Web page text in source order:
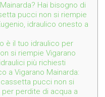
Hai bisogno di
pucci non si riempie
idraulico onesto a
è il tuo idraulico per
si riempie Vigarano
più richiesti
a Vigarano Mainarda:
pucci non si
per perdite di acqua a